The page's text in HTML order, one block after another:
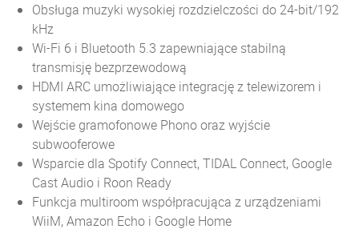
Obsługa muzyki wysokiej rozdzielczości do 24-bit/192
kHz
Wi-Fi 6 i Bluetooth 5.3 zapewniające stabilną
transmisję bezprzewodową
HDMI ARC umożliwiające integrację z telewizorem i
systemem kina domowego
Wejście gramofonowe Phono oraz wyjście
subwooferowe
Wsparcie dla Spotify Connect, TIDAL Connect, Google
Cast Audio i Roon Ready
Funkcja multiroom współpracująca z urządzeniami
WiiM, Amazon Echo i Google Home